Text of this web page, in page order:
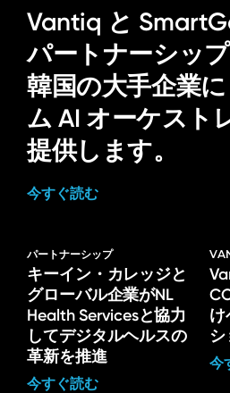
Vantiq と
パートナーシップ
韓国の大手企業
ム AI オーケスト
提供します。
今すぐ読む
パートナーシップ
キーイン・カレッジと
グローバル企業がNL
Health Servicesと協力
してデジタルヘルスの
革新を推進
今すぐ読む
け
シ
今